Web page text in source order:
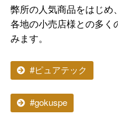
弊所の人気商品をはじめ
各地の小売店様との多く
みます。
#ピュアテック
#gokuspe